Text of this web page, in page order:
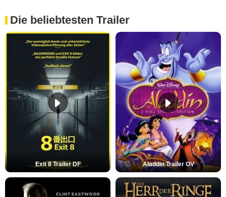
Die beliebtesten Trailer
Exit 8 Trailer DF Aladdin Trailer OV